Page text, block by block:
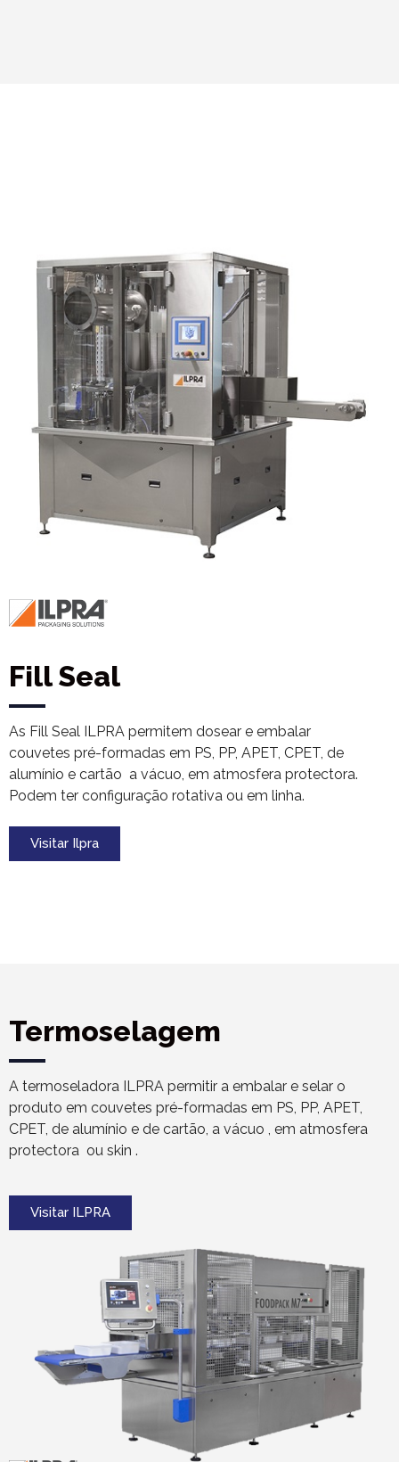
Fill Seal
As Fill Seal ILPRA permitem dosear e embalar
couvetes pré-formadas em PS, PP, APET, CPET, de
alumínio e cartão a vácuo, em atmosfera protectora.
Podem ter configuração rotativa ou em linha.
Visitar Ilpra
Termoselagem
A termoseladora ILPRA permitir a embalar e selar o
produto em couvetes pré-formadas em PS, PP, APET,
CPET, de alumínio e de cartão, a vácuo , em atmosfera
protectora ou skin .
Visitar ILPRA